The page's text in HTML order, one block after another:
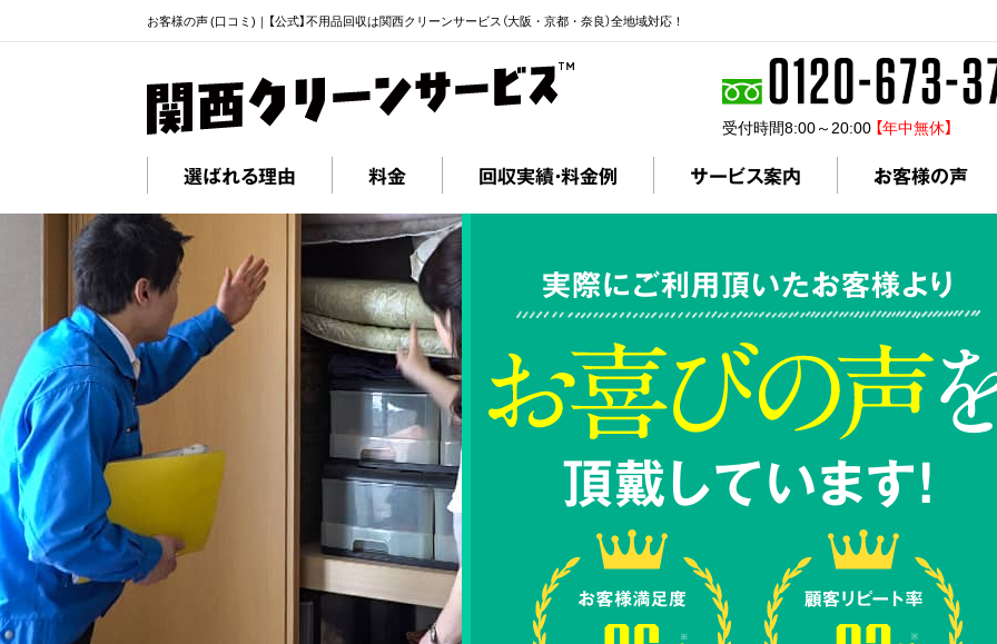
お客様の声 (口コミ)｜【公式】不用品回収は関西クリーンサービス（大阪・京都・奈良）全地域対応！
受付時間8:00～20:00 【年中無休】
選ばれる理由 料金 回収実績・料金例 サービス案内 お客様の声
実際にご利用頂いたお客様より
頂戴しています!